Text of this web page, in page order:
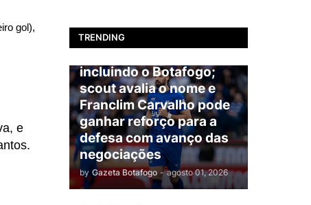
gol),
e
TRENDING
AC Talent, a gigantes da
incluindo o Botafogo;
scout avalia o nome e
Franclim Carvalho pode
ganhar reforço para a
defesa com avanço das
negociações
by Gazeta Botafogo - agosto 01, 2026